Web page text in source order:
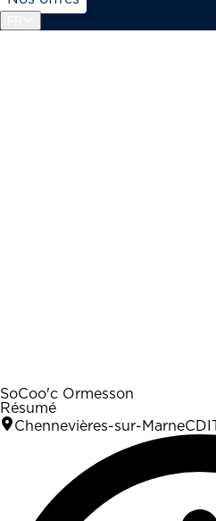
SoCoo'c Ormesson
Résumé
Chennevières-sur-MarneCDI